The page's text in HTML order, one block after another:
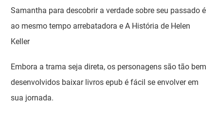
Samantha para descobrir a verdade sobre seu passado é
ao mesmo tempo arrebatadora e A História de Helen
Keller
Embora a trama seja direta, os personagens são tão bem
desenvolvidos baixar livros epub é fácil se envolver em
sua jornada.